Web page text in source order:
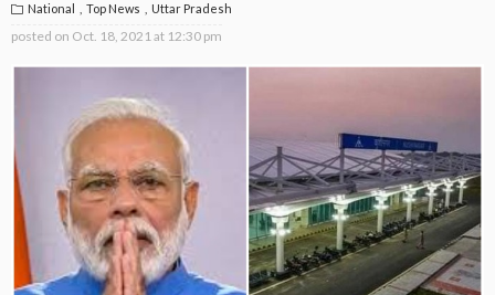
National
Top News Uttar Pradesh
posted on Oct. 18, 2021 at 12:30 pm